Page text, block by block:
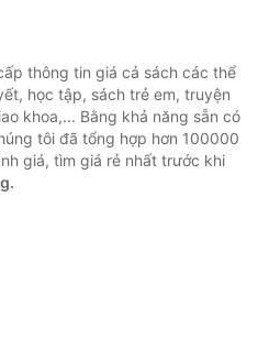
thông tin giá cả sách các thể
học tập, sách trẻ em, truyện
khoa,... Bằng khả năng sẵn có
tôi đã tổng hợp hơn 100000
giá, tìm giá rẻ nhất trước khi